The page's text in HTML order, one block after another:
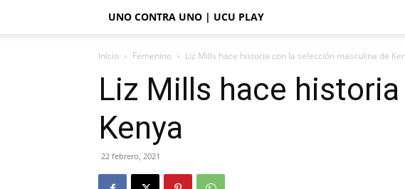
UNO CONTRA UNO | UCU PLAY
Inicio Femenino Liz Mills hace historia con la selección masculina de
Liz Mills hace
Kenya
22 febrero, 2021